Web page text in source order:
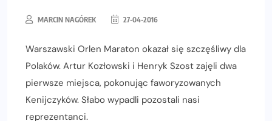
MARCIN NAGÓREK 27-04-2016
Warszawski Orlen Maraton okazał się szczęśliwy dla
Polaków. Artur Kozłowski i Henryk Szost zajęli dwa
pierwsze miejsca, pokonując faworyzowanych
Kenijczyków. Słabo wypadli pozostali nasi
reprezentanci.